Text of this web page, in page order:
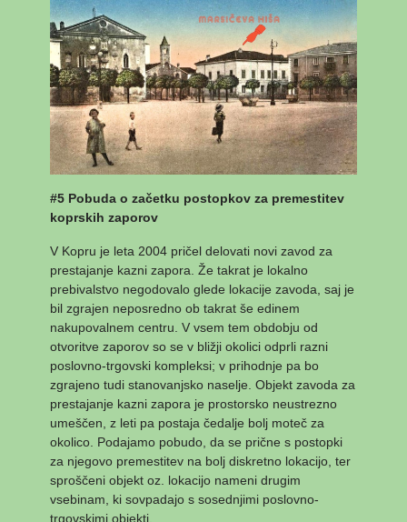
#5 Pobuda o začetku postopkov za premestitev
koprskih zaporov
V Kopru je leta 2004 pričel delovati novi zavod za
prestajanje kazni zapora. Že takrat je lokalno
prebivalstvo negodovalo glede lokacije zavoda, saj je
bil zgrajen neposredno ob takrat še edinem
nakupovalnem centru. V vsem tem obdobju od
otvoritve zaporov so se v bližji okolici odprli razni
poslovno-trgovski kompleksi; v prihodnje pa bo
zgrajeno tudi stanovanjsko naselje. Objekt zavoda za
prestajanje kazni zapora je prostorsko neustrezno
umeščen, z leti pa postaja čedalje bolj moteč za
okolico. Podajamo pobudo, da se prične s postopki
za njegovo premestitev na bolj diskretno lokacijo, ter
sproščeni objekt oz. lokacijo nameni drugim
vsebinam, ki sovpadajo s sosednjimi poslovno-
trgovskimi objekti.